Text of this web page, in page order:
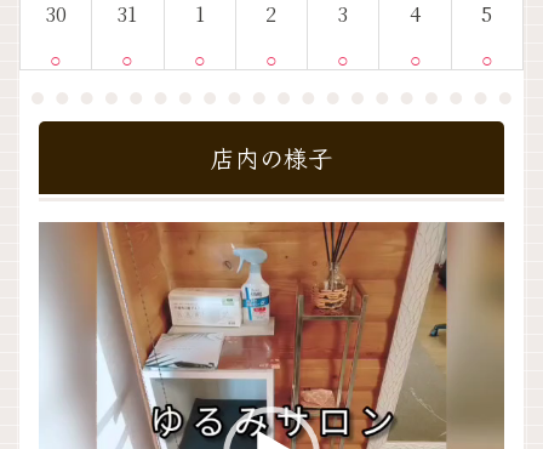
30
○
31
○
1
○
2
○
3
○
4
○
5
○
店内の様子